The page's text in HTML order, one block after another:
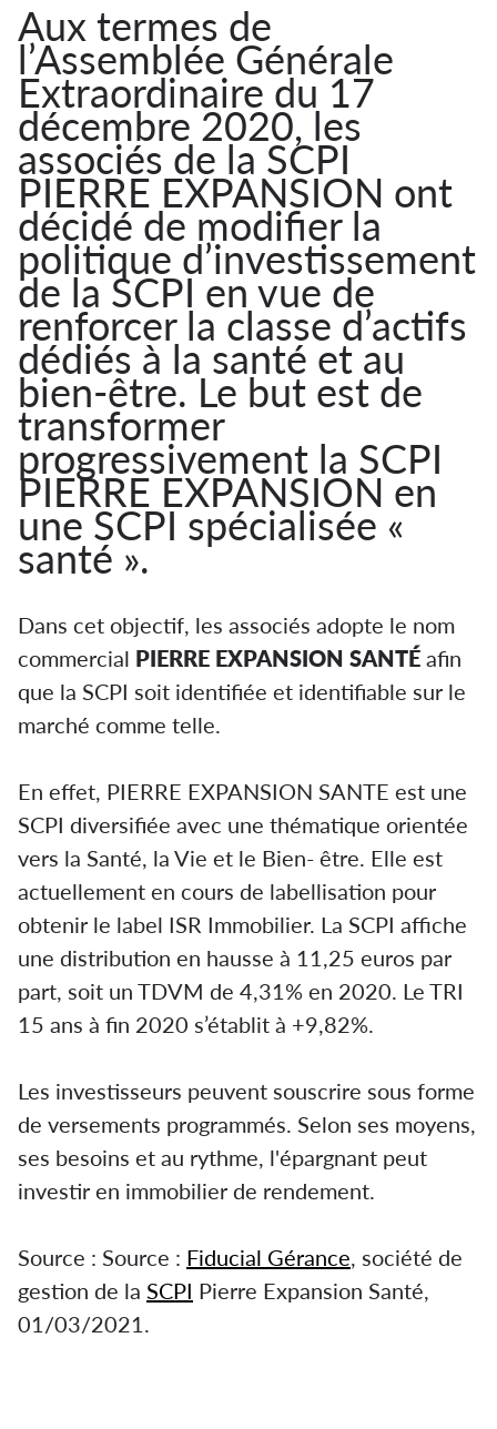
Aux termes de
l’Assemblée Générale
Extraordinaire du 17
décembre 2020, les
associés de la SCPI
PIERRE EXPANSION ont
décidé de modifier la
politique d’investissement
de la SCPI en vue de
renforcer la classe d’actifs
dédiés à la santé et au
bien-être. Le but est de
transformer
progressivement la SCPI
PIERRE EXPANSION en
une SCPI spécialisée «
santé ».
Dans cet objectif, les associés adopte le nom
commercial PIERRE EXPANSION SANTÉ afin
que la SCPI soit identifiée et identifiable sur le
marché comme telle.
En effet, PIERRE EXPANSION SANTE est une
SCPI diversifiée avec une thématique orientée
vers la Santé, la Vie et le Bien- être. Elle est
actuellement en cours de labellisation pour
obtenir le label ISR Immobilier. La SCPI affiche
une distribution en hausse à 11,25 euros par
part, soit un TDVM de 4,31% en 2020. Le TRI
15 ans à fin 2020 s’établit à +9,82%.
Les investisseurs peuvent souscrire sous forme
de versements programmés. Selon ses moyens,
ses besoins et au rythme, l'épargnant peut
investir en immobilier de rendement.
Source : Source : Fiducial Gérance, société de
gestion de la SCPI Pierre Expansion Santé,
01/03/2021.